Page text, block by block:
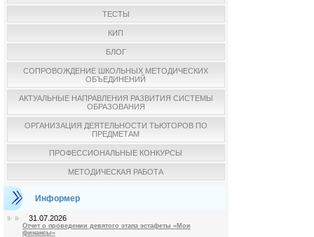
ТЕСТЫ
КИП
БЛОГ
СОПРОВОЖДЕНИЕ ШКОЛЬНЫХ МЕТОДИЧЕСКИХ
ОБЪЕДИНЕНИЙ
АКТУАЛЬНЫЕ НАПРАВЛЕНИЯ РАЗВИТИЯ СИСТЕМЫ
ОБРАЗОВАНИЯ
ОРГАНИЗАЦИЯ ДЕЯТЕЛЬНОСТИ ТЬЮТОРОВ ПО
ПРЕДМЕТАМ
ПРОФЕССИОНАЛЬНЫЕ КОНКУРСЫ
МЕТОДИЧЕСКАЯ РАБОТА
Информер
31.07.2026
Отчет о проведении девятого этапа эстафеты «Мои
финансы»